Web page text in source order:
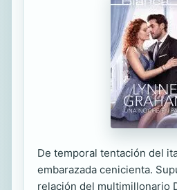
De temporal tentación del
embarazada cenicienta.
relación del multimillonario